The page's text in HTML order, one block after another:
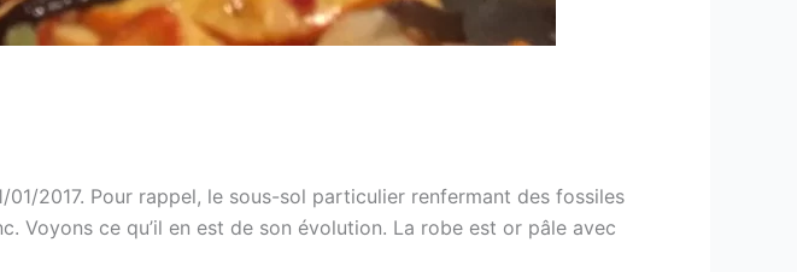
2017. Pour rappel, le sous-sol particulier renfermant des fossiles
Voyons ce qu’il en est de son évolution. La robe est or pâle avec